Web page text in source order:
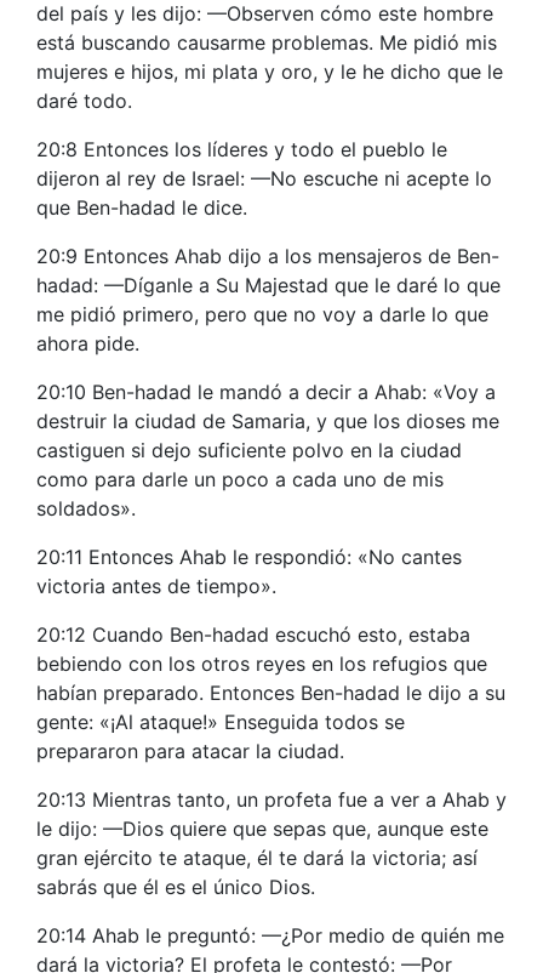
del país y les dijo: —Observen cómo este hombre
está buscando causarme problemas. Me pidió mis
mujeres e hijos, mi plata y oro, y le he dicho que le
daré todo.
20:8 Entonces los líderes y todo el pueblo le
dijeron al rey de Israel: —No escuche ni acepte lo
que Ben-hadad le dice.
20:9 Entonces Ahab dijo a los mensajeros de Ben-
hadad: —Díganle a Su Majestad que le daré lo que
me pidió primero, pero que no voy a darle lo que
ahora pide.
20:10 Ben-hadad le mandó a decir a Ahab: «Voy a
destruir la ciudad de Samaria, y que los dioses me
castiguen si dejo suficiente polvo en la ciudad
como para darle un poco a cada uno de mis
soldados».
20:11 Entonces Ahab le respondió: «No cantes
victoria antes de tiempo».
20:12 Cuando Ben-hadad escuchó esto, estaba
bebiendo con los otros reyes en los refugios que
habían preparado. Entonces Ben-hadad le dijo a su
gente: «¡Al ataque!» Enseguida todos se
prepararon para atacar la ciudad.
20:13 Mientras tanto, un profeta fue a ver a Ahab y
le dijo: —Dios quiere que sepas que, aunque este
gran ejército te ataque, él te dará la victoria; así
sabrás que él es el único Dios.
20:14 Ahab le preguntó: —¿Por medio de quién me
dará la victoria? El profeta le contestó: —Por